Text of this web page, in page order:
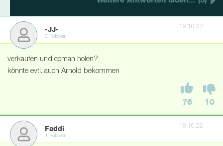
-JJ-
0 Follower
19.10.22
verkaufen und coman holen?
könnte evtl. auch Arnold bekommen
76 10
Faddi
1 Follower
19.10.22